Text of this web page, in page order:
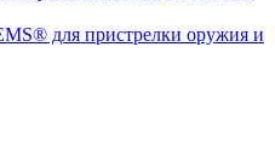
для пристрелки оружия и